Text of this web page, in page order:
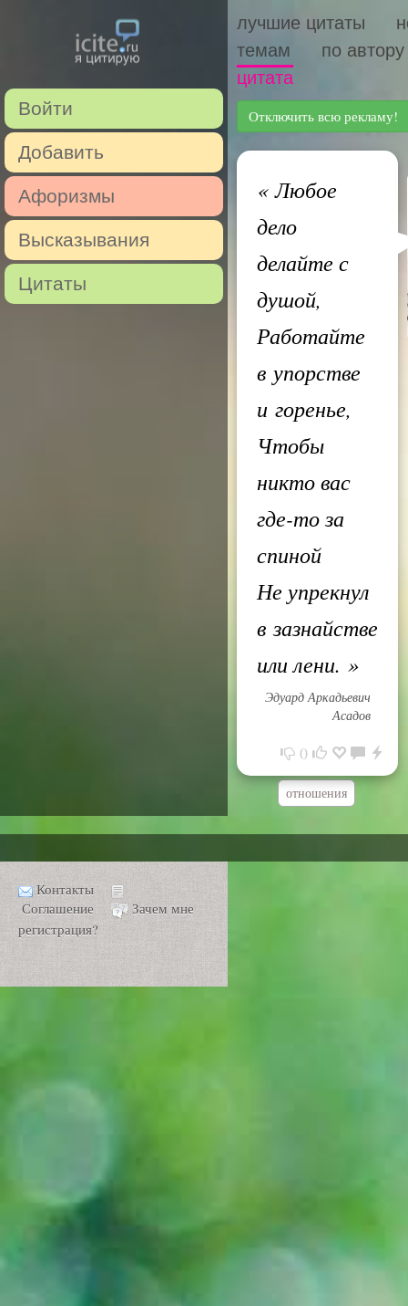
Войти
Добавить
Афоризмы
Высказывания
Цитаты
лучшие цитаты
темам
по автору
цитата
Отключить всю рекламу!
«Любое
дело
делайте с
душой,
Работайте
в упорстве
и горенье,
Чтобы
никто вас
где-то за
спиной
Не упрекнул
в зазнайстве
или лени. »
Эдуард Аркадьевич
Асадов
0
отношения
Контакты
Соглашение
Зачем мне
регистрация?